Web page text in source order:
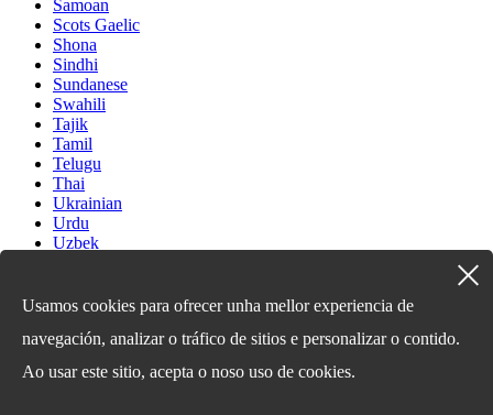
Samoan
Scots Gaelic
Shona
Sindhi
Sundanese
Swahili
Tajik
Tamil
Telugu
Thai
Ukrainian
Urdu
Uzbek
Xhosa
Yoruba
Kinyarwanda
Usamos cookies para ofrecer unha mellor experiencia de
navegación, analizar o tráfico de sitios e personalizar o contido.
Ao usar este sitio, acepta o noso uso de cookies.